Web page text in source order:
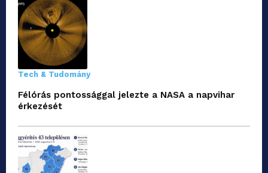
Tech & Tudomány
Félórás pontossággal jelezte a NASA a napvihar
érkezését